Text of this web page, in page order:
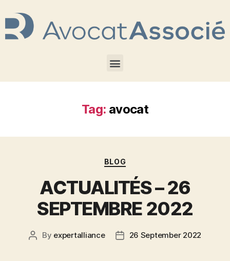
Tag: avocat
BLOG
ACTUALITÉS – 26
SEPTEMBRE 2022
By expertalliance 26 September 2022